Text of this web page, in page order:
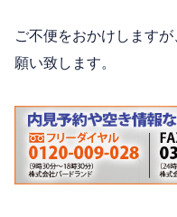
ご不便をおかけします
願い致します。